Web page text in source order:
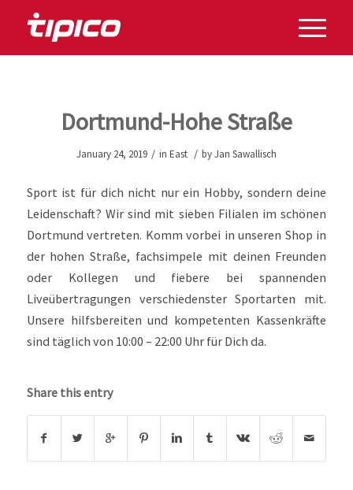
Dortmund-Hohe Straße
January 24, 2019 / in East / byJan Sawallisch
Sport ist für dich nicht nur ein Hobby, sondern deine
Leidenschaft? Wir sind mit sieben Filialen im schönen
Dortmund vertreten. Komm vorbei in unseren Shop in
der hohen Straße, fachsimpele mit deinen Freunden
oder Kollegen und fiebere bei spannenden
Liveübertragungen verschiedenster Sportarten mit.
Unsere hilfsbereiten und kompetenten Kassenkräfte
sind täglich von 10:00 – 22:00 Uhr für Dich da.
Share this entry